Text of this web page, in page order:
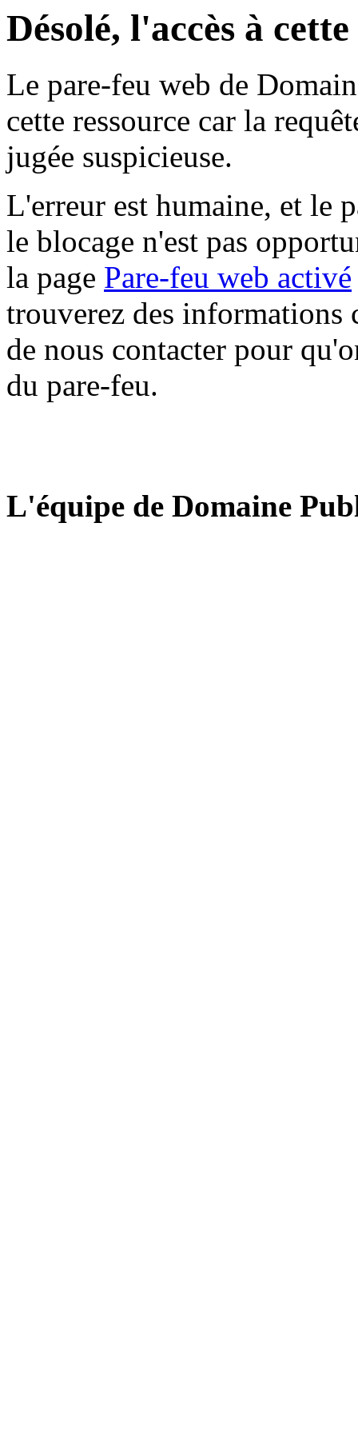
Désolé, l'accès à
Le pare-feu web de
cette ressource car la
jugée suspicieuse.
L'erreur est humaine, et le
le blocage n'est pas
la page Pare-feu web activé
trouverez des informations
de nous contacter pour
du pare-feu.
L'équipe de Domaine